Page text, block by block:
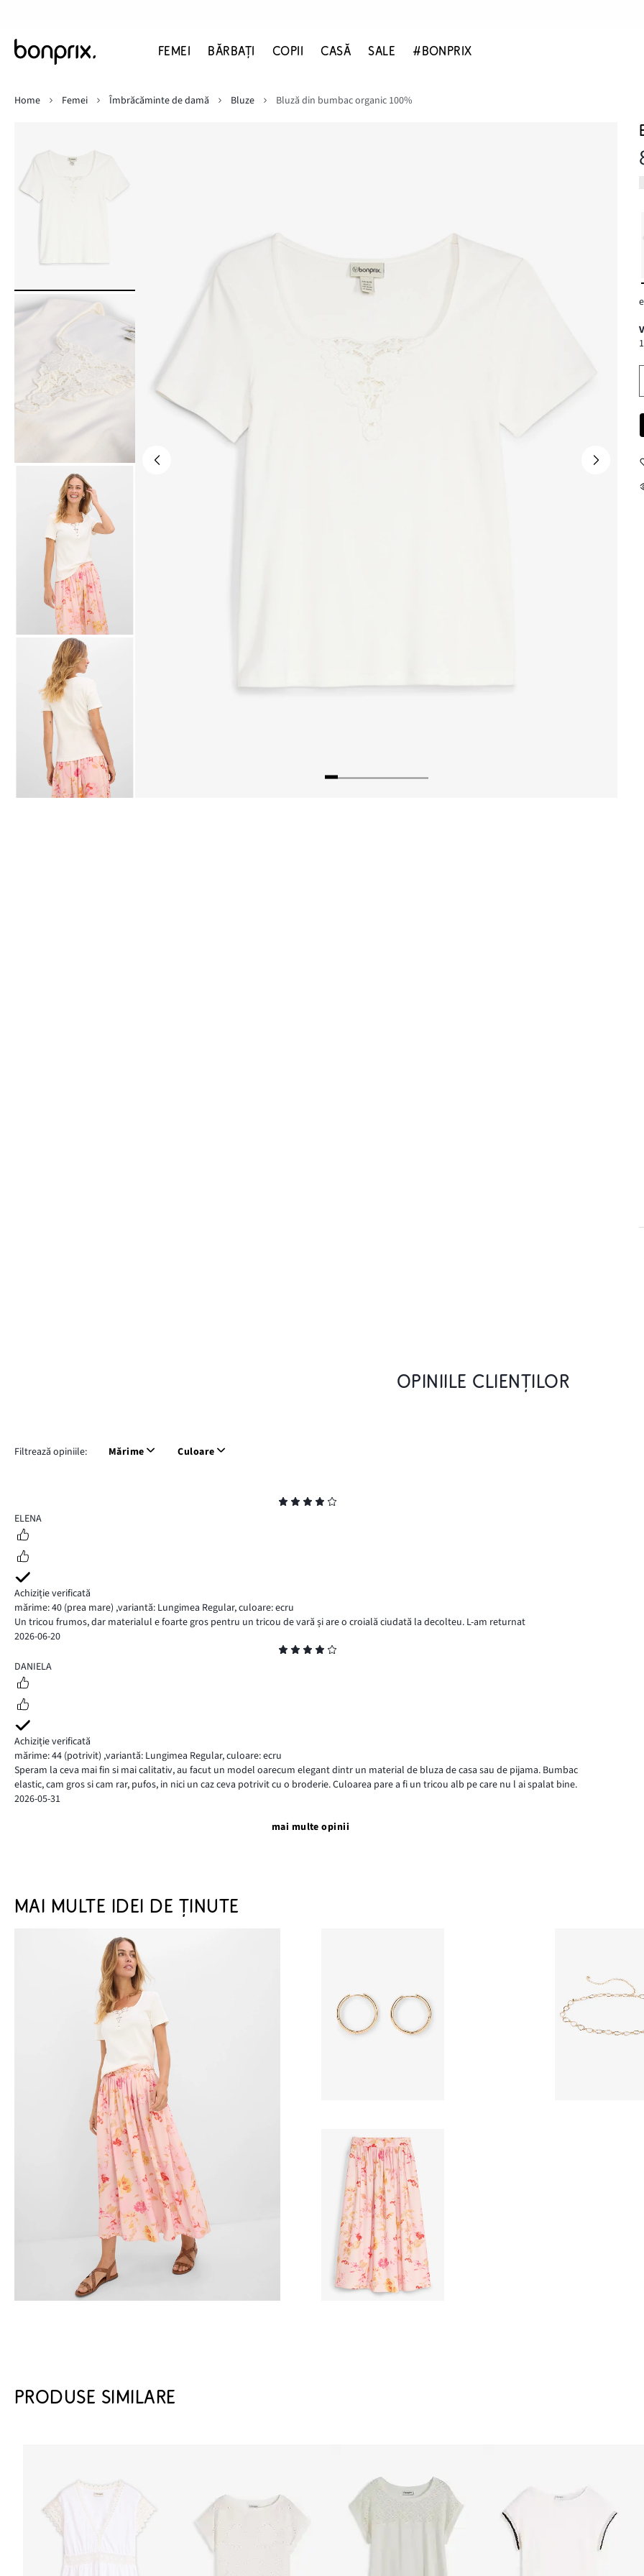
FEMEI BĂRBAŢI COPII CASĂ SALE #BONPRIX
Home
Femei Îmbrăcăminte de damă Bluze Bluză din bumbac organic 100%
OPINIILE CLIENȚILOR
Filtrează opiniile: Mărime Culoare
4
ELENA
Achiziție verificată
mărime: 40 (prea mare) ,variantă: Lungimea Regular,culoare: ecru
Un tricou frumos, dar materialul e foarte gros pentru un tricou de vară și are o croială ciudată la decolteu. L-am returnat
2026-06-20
4
DANIELA
Achiziție verificată
mărime: 44 (potrivit) ,variantă: Lungimea Regular,culoare: ecru
Speram la ceva mai fin si mai calitativ, au facut un model oarecum elegant dintr un material de bluza de casa sau de pijama. Bumbac
elastic, cam gros si cam rar, pufos, in nici un caz ceva potrivit cu o broderie. Culoarea pare a fi un tricou alb pe care nu l ai spalat bine.
2026-05-31
mai multe opinii
MAI MULTE IDEI DE ȚINUTE
PRODUSE SIMILARE